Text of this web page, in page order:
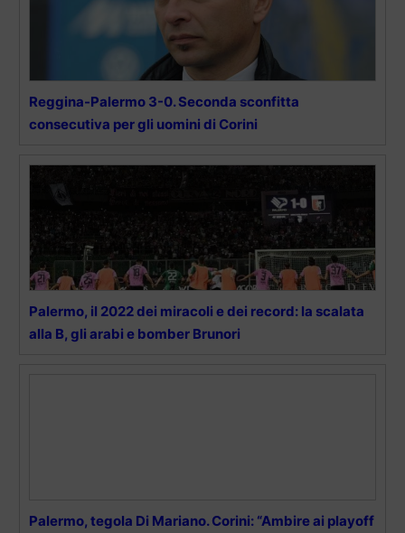
Reggina-Palermo 3-0. Seconda sconfitta
consecutiva per gli uomini di Corini
Palermo, il 2022 dei miracoli e dei record: la scalata
alla B, gli arabi e bomber Brunori
Palermo, tegola Di Mariano. Corini: “Ambire ai playoff